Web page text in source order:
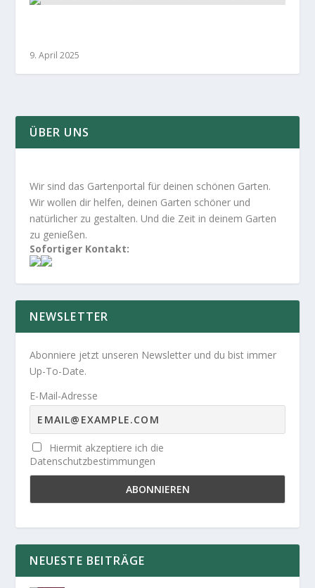
9. April 2025
ÜBER UNS
Wir sind das Gartenportal für deinen schönen Garten.
Wir wollen dir helfen, deinen Garten schöner und
natürlicher zu gestalten. Und die Zeit in deinem Garten
zu genießen.
Sofortiger Kontakt:
NEWSLETTER
Abonniere jetzt unseren Newsletter und du bist immer
Up-To-Date.
E-Mail-Adresse
Hiermit akzeptiere ich die
Datenschutzbestimmungen
NEUESTE BEITRÄGE